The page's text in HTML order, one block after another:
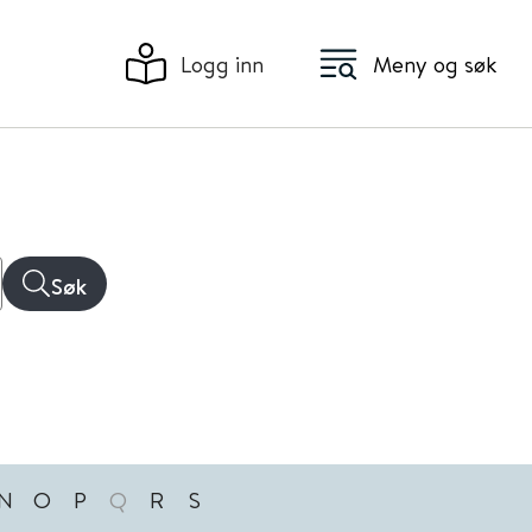
Logg inn Meny og søk
Søk
O P Q R S